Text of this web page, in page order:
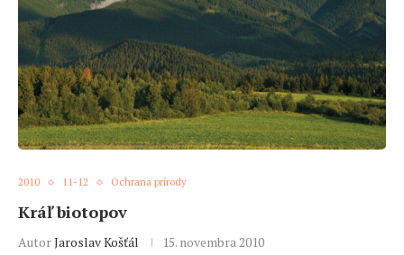
2010 11-12 Ochrana prírody
Kráľ biotopov
AutorJaroslav Košťál 15. novembra 2010